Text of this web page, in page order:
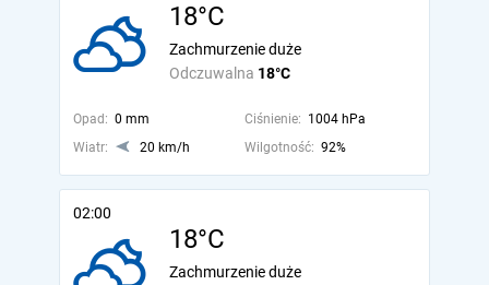
18°C
Odczuwalna 18°C
Zachmurzenie duże
Opad: 0 mm Ciśnienie: 1004 hPa
Wiatr:
20 km/h Wilgotność: 92%
02:00
18°C
Zachmurzenie duże